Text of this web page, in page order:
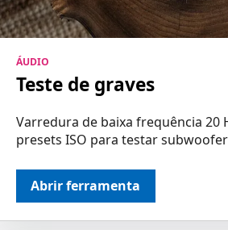
ÁUDIO
Teste de graves
Varredura de baixa frequência 20
presets ISO para testar
Abrir ferramenta